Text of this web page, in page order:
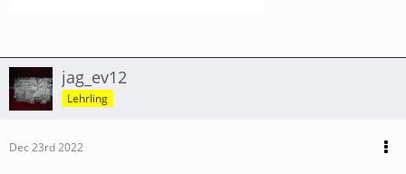
jag_ev12
Lehrling
Dec 23rd 2022